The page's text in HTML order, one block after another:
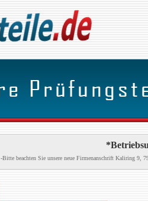
-Bitte beachten Sie unsere neue Firmenanschrift Kaliring 9,